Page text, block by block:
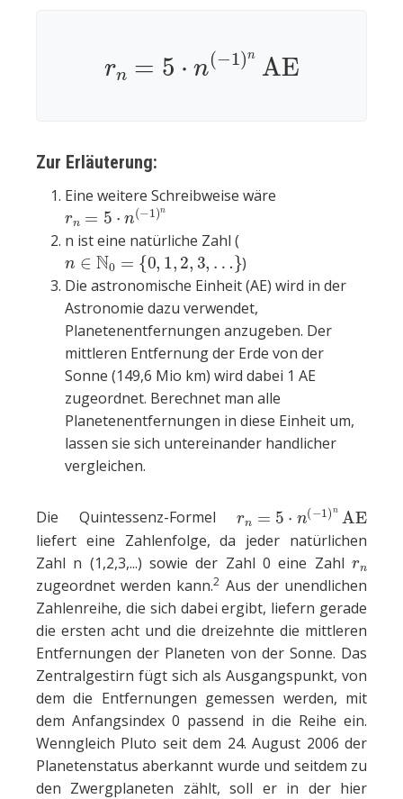
5⋅ −1)nAE
Zur Erläuterung:
Eine weitere Schreibweise wäre
rn= 5⋅n(−1)n
n ist eine natürliche Zahl (
n ∈N0={0,1,2,3,… }
)
Die astronomische Einheit (AE) wird in der
Astronomie dazu verwendet,
Planetenentfernungen anzugeben. Der
mittleren Entfernung der Erde von der
Sonne (149,6 Mio km) wird dabei 1 AE
zugeordnet. Berechnet man alle
Planetenentfernungen in diese Einheit um,
lassen sie sich untereinander handlicher
vergleichen.
Die Quintessenz-Formel
⋅n 1 nAE
liefert eine Zahlenfolge, da jeder natürlichen
Zahl n (1,2,3,...) sowie der Zahl 0 eine Zahl
rn
zugeordnet werden kann.2 Aus der unendlichen
Zahlenreihe, die sich dabei ergibt, liefern gerade
die ersten acht und die dreizehnte die mittleren
Entfernungen der Planeten von der Sonne. Das
Zentralgestirn fügt sich als Ausgangspunkt, von
dem die Entfernungen gemessen werden, mit
dem Anfangsindex 0 passend in die Reihe ein.
Wenngleich Pluto seit dem 24. August 2006 der
Planetenstatus aberkannt wurde und seitdem zu
den Zwergplaneten zählt, soll er in der hier